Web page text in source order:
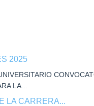
2025
LA...
LA CARRERA...